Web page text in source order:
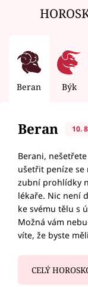
Beran Býk
Beran 10.
Berani,
ušetřit peníze
zubní prohlídky
lékaře. Nic není
ke svému tělu s
Možná vám
víte, že byste
CELÝ